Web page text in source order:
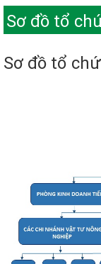
Sơ đồ tổ
Sơ đồ tổ